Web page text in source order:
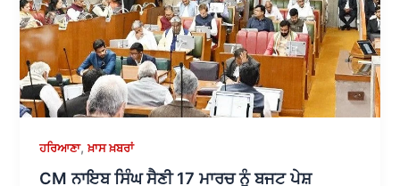
ਹਰਿਆਣਾ,ਖ਼ਾਸ ਖ਼ਬਰਾਂ
CM ਨਾਇਬ ਸਿੰਘ ਸੈਣੀ 17 ਮਾਰਚ ਨੂੰ ਬਜਟ ਪੇਸ਼